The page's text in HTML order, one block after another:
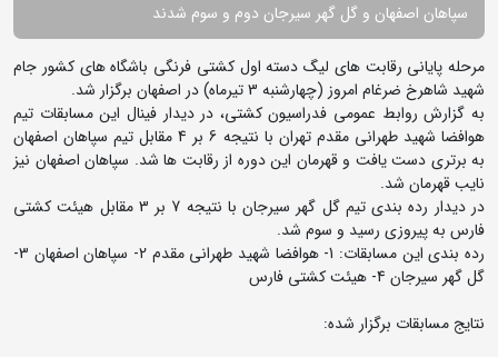
سپاهان اصفهان و گل گهر سیرجان دوم و سوم شدند
مرحله پایانی رقابت های لیگ دسته اول کشتی فرنگی باشگاه های کشور جام
شهید شاهرخ ضرغام امروز (چهارشنبه 3 تیرماه) در اصفهان برگزار شد.
به گزارش روابط عمومی فدراسیون کشتی، در دیدار فینال این مسابقات تیم
هوافضا شهید طهرانی مقدم تهران با نتیجه 6 بر 4 مقابل تیم سپاهان اصفهان
به برتری دست یافت و قهرمان این دوره از رقابت ها شد. سپاهان اصفهان نیز
نایب قهرمان شد.
در دیدار رده بندی تیم گل گهر سیرجان با نتیجه 7 بر 3 مقابل هیئت کشتی
فارس به پیروزی رسید و سوم شد.
رده بندی این مسابقات: 1- هوافضا شهید طهرانی مقدم 2- سپاهان اصفهان 3-
گل گهر سیرجان 4- هیئت کشتی فارس
نتایج مسابقات برگزار شده: